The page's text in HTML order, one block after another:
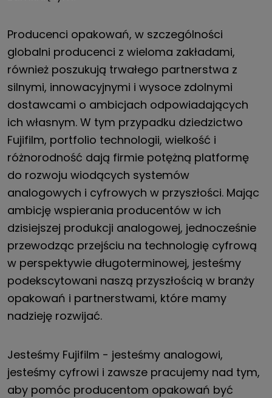
Producenci opakowań, w szczególności
globalni producenci z wieloma zakładami,
również poszukują trwałego partnerstwa z
silnymi, innowacyjnymi i wysoce zdolnymi
dostawcami o ambicjach odpowiadających
ich własnym. W tym przypadku dziedzictwo
Fujifilm, portfolio technologii, wielkość i
różnorodność dają firmie potężną platformę
do rozwoju wiodących systemów
analogowych i cyfrowych w przyszłości. Mając
ambicję wspierania producentów w ich
dzisiejszej produkcji analogowej, jednocześnie
przewodząc przejściu na technologię cyfrową
w perspektywie długoterminowej, jesteśmy
podekscytowani naszą przyszłością w branży
opakowań i partnerstwami, które mamy
nadzieję rozwijać.
Jesteśmy Fujifilm - jesteśmy analogowi,
jesteśmy cyfrowi i zawsze pracujemy nad tym,
aby pomóc producentom opakowań być